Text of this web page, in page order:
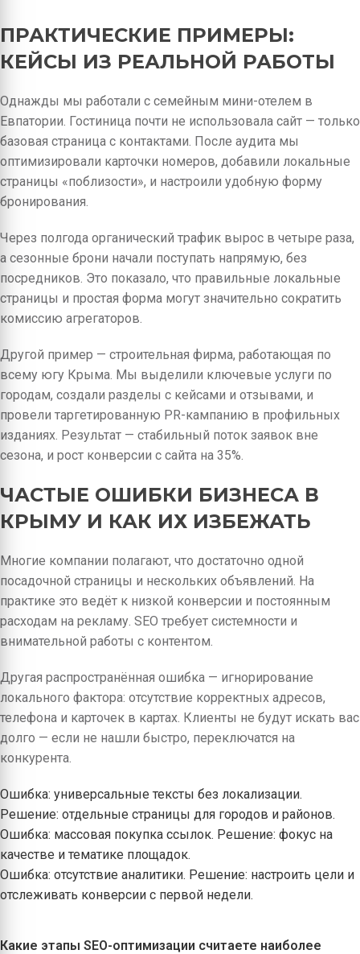
ПРАКТИЧЕСКИЕ ПРИМЕРЫ:
КЕЙСЫ ИЗ РЕАЛЬНОЙ РАБОТЫ
Однажды мы работали с семейным мини-отелем в
Евпатории. Гостиница почти не использовала сайт — только
базовая страница с контактами. После аудита мы
оптимизировали карточки номеров, добавили локальные
страницы «поблизости», и настроили удобную форму
бронирования.
Через полгода органический трафик вырос в четыре раза,
а сезонные брони начали поступать напрямую, без
посредников. Это показало, что правильные локальные
страницы и простая форма могут значительно сократить
комиссию агрегаторов.
Другой пример — строительная фирма, работающая по
всему югу Крыма. Мы выделили ключевые услуги по
городам, создали разделы с кейсами и отзывами, и
провели таргетированную PR-кампанию в профильных
изданиях. Результат — стабильный поток заявок вне
сезона, и рост конверсии с сайта на 35%.
ЧАСТЫЕ ОШИБКИ БИЗНЕСА В
КРЫМУ И КАК ИХ ИЗБЕЖАТЬ
Многие компании полагают, что достаточно одной
посадочной страницы и нескольких объявлений. На
практике это ведёт к низкой конверсии и постоянным
расходам на рекламу. SEO требует системности и
внимательной работы с контентом.
Другая распространённая ошибка — игнорирование
локального фактора: отсутствие корректных адресов,
телефона и карточек в картах. Клиенты не будут искать вас
долго — если не нашли быстро, переключатся на
конкурента.
Ошибка: универсальные тексты без локализации.
Решение: отдельные страницы для городов и районов.
Ошибка: массовая покупка ссылок. Решение: фокус на
качестве и тематике площадок.
Ошибка: отсутствие аналитики. Решение: настроить цели и
отслеживать конверсии с первой недели.
Какие этапы SEO-оптимизации считаете наиболее